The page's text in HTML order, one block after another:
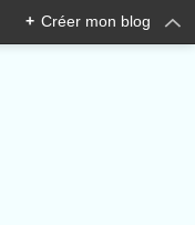
+ Créer mon blog